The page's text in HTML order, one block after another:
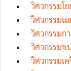
วิศวกรรมโย
วิศวกรรมเ
วิศวกรรมก
วิศวกรรมข
วิศวกรรมเ